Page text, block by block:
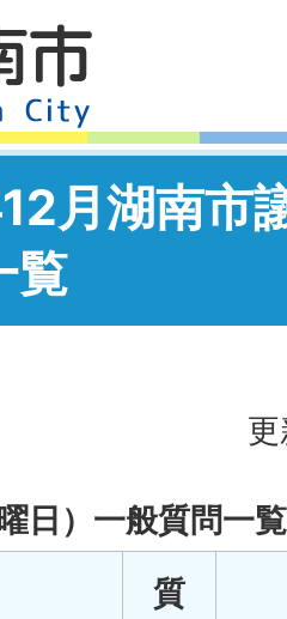
月湖南市
覧
日）一般質問一覧
質